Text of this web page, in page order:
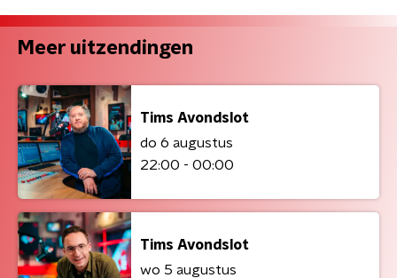
Meer uitzendingen
Tims Avondslot
do 6 augustus
22:00 - 00:00
Tims Avondslot
wo 5 augustus